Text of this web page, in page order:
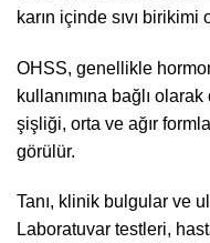
karın içinde sıvı birikimi
OHSS, genellikle
kullanımına bağlı
şişliği, orta ve ağır
görülür.
Tanı, klinik bulgular ve
Laboratuvar testleri,